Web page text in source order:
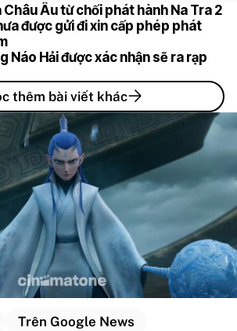
Trên Google News
Châu Âu từ chối phát hành Na Tra 2
được gửi đi xin cấp phép phát
Náo Hải được xác nhận sẽ ra rạp
thêm bài viết khác